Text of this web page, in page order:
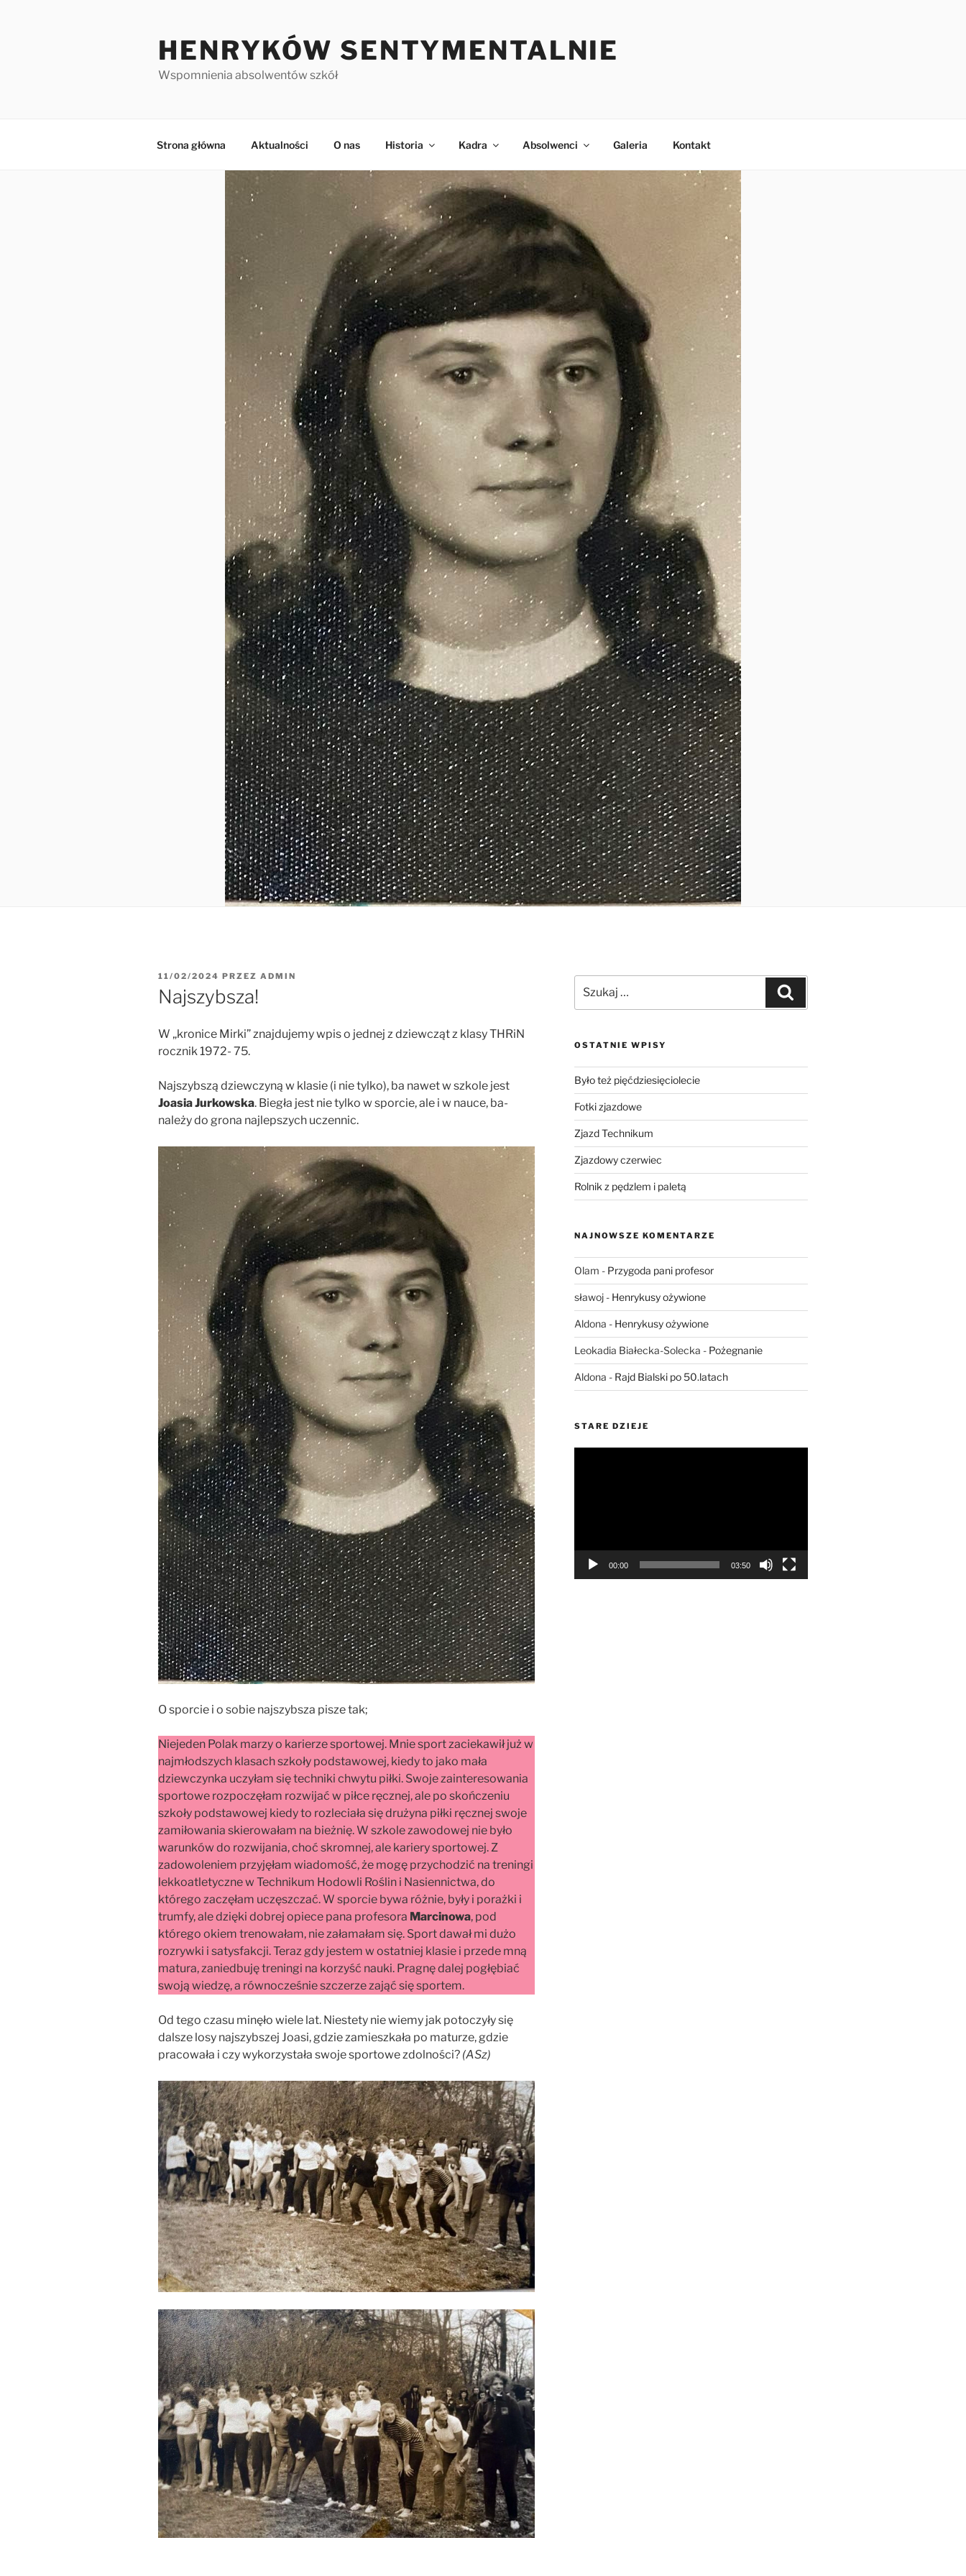
HENRYKÓW SENTYMENTALNIE
Wspomnienia absolwentów szkół
Strona główna Aktualności O nas Historia Kadra Absolwenci Galeria Kontakt
11/02/2024 PRZEZ ADMIN
Najszybsza!
W „kronice Mirki” znajdujemy wpis o jednej z dziewcząt z klasy THRiN
rocznik 1972- 75.
Najszybszą dziewczyną w klasie (i nie tylko), ba nawet w szkole jest
Joasia Jurkowska. Biegła jest nie tylko w sporcie, ale i w nauce, ba-
należy do grona najlepszych uczennic.
O sporcie i o sobie najszybsza pisze tak;
Niejeden Polak marzy o karierze sportowej. Mnie sport zaciekawił już w
najmłodszych klasach szkoły podstawowej, kiedy to jako mała
dziewczynka uczyłam się techniki chwytu piłki. Swoje zainteresowania
sportowe rozpoczęłam rozwijać w piłce ręcznej, ale po skończeniu
szkoły podstawowej kiedy to rozleciała się drużyna piłki ręcznej swoje
zamiłowania skierowałam na bieżnię. W szkole zawodowej nie było
warunków do rozwijania, choć skromnej, ale kariery sportowej. Z
zadowoleniem przyjęłam wiadomość, że mogę przychodzić na treningi
lekkoatletyczne w Technikum Hodowli Roślin i Nasiennictwa, do
którego zaczęłam uczęszczać. W sporcie bywa różnie, były i porażki i
trumfy, ale dzięki dobrej opiece pana profesora Marcinowa, pod
którego okiem trenowałam, nie załamałam się. Sport dawał mi dużo
rozrywki i satysfakcji. Teraz gdy jestem w ostatniej klasie i przede mną
matura, zaniedbuję treningi na korzyść nauki. Pragnę dalej pogłębiać
swoją wiedzę, a równocześnie szczerze zająć się sportem.
Od tego czasu minęło wiele lat. Niestety nie wiemy jak potoczyły się
dalsze losy najszybszej Joasi, gdzie zamieszkała po maturze, gdzie
pracowała i czy wykorzystała swoje sportowe zdolności? (ASz)
OSTATNIE WPISY
Było też pięćdziesięciolecie
Fotki zjazdowe
Zjazd Technikum
Zjazdowy czerwiec
Rolnik z pędzlem i paletą
NAJNOWSZE KOMENTARZE
Olam - Przygoda pani profesor
sławoj- Henrykusy ożywione
Aldona - Henrykusy ożywione
Leokadia Białecka-Solecka - Pożegnanie
Aldona - Rajd Bialski po 50.latach
STARE DZIEJE
00:00 03:50